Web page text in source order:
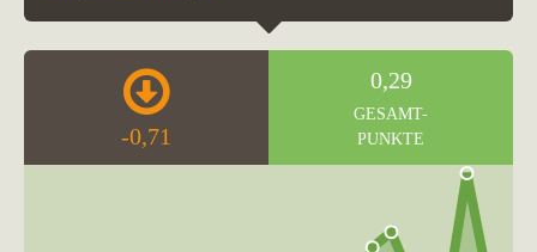
-0,71
0,29
GESAMT-
PUNKTE